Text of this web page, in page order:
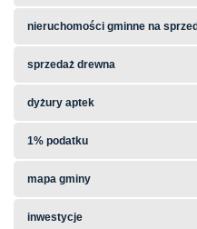
nieruchomości gminne na
sprzedaż drewna
dyżury aptek
1% podatku
mapa gminy
inwestycje